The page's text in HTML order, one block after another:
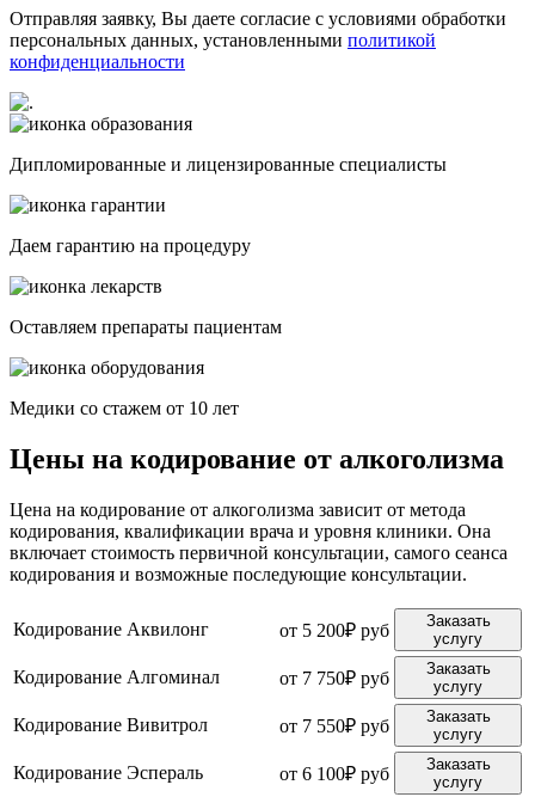
Отправляя заявку, Вы даете согласие с условиями обработки
персональных данных, установленными политикой
конфиденциальности
Дипломированные и лицензированные специалисты
Даем гарантию на процедуру
Оставляем препараты пациентам
Медики со стажем от 10 лет
Цены на кодирование от алкоголизма
Цена на кодирование от алкоголизма зависит от метода
кодирования, квалификации врача и уровня клиники. Она
включает стоимость первичной консультации, самого сеанса
кодирования и возможные последующие консультации.
Кодирование Аквилонг от 5 200₽ руб
Заказать
услугу
Кодирование Алгоминал от 7 750₽ руб
Заказать
услугу
Кодирование Вивитрол от 7 550₽ руб
Заказать
услугу
Кодирование Эспераль от 6 100₽ руб
Заказать
услугу